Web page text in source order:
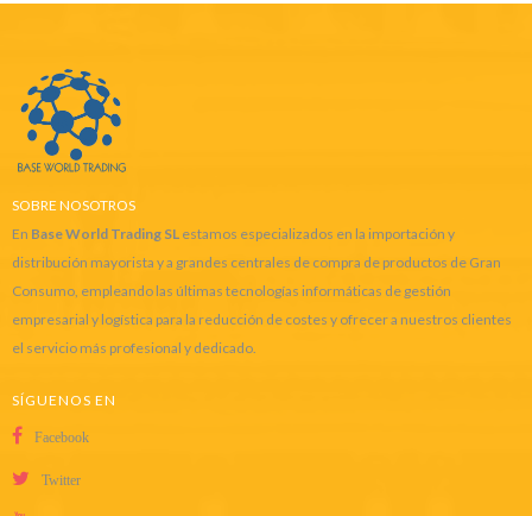
SOBRE NOSOTROS
En Base World Trading SL estamos especializados en la importación y
distribución mayorista y a grandes centrales de compra de productos de Gran
Consumo, empleando las últimas tecnologías informáticas de gestión
empresarial y logística para la reducción de costes y ofrecer a nuestros clientes
el servicio más profesional y dedicado.
SÍGUENOS EN
Facebook
Twitter